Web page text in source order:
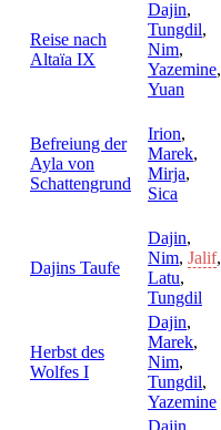
Reise nach
Altaïa IX
Dajin,
Tungdil,
Nim,
Yazemine,
Yuan
Befreiung der
Ayla von
Schattengrund
Irion,
Marek,
Mirja,
Sica
Dajins Taufe
Dajin,
Nim, Jalif,
Latu,
Tungdil
Herbst des
Wolfes I
Dajin,
Marek,
Nim,
Tungdil,
Yazemine
Dajin,